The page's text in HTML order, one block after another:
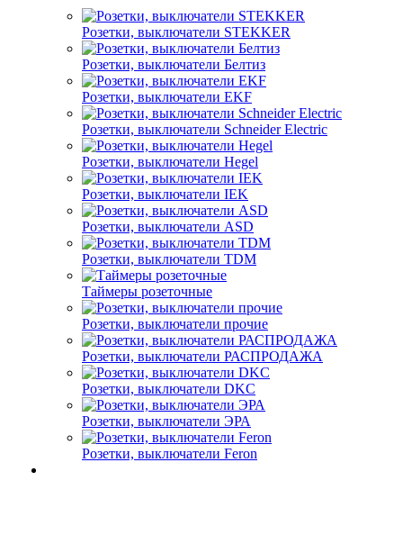
Розетки, выключатели STEKKER
Розетки, выключатели Белтиз
Розетки, выключатели EKF
Розетки, выключатели Schneider Electric
Розетки, выключатели Hegel
Розетки, выключатели IEK
Розетки, выключатели ASD
Розетки, выключатели TDM
Таймеры розеточные
Розетки, выключатели прочие
Розетки, выключатели РАСПРОДАЖА
Розетки, выключатели DKC
Розетки, выключатели ЭРА
Розетки, выключатели Feron